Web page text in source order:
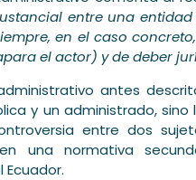
entre una
en el caso
el actor) y de deber
antes
y un administrado,
entre dos
una normativa